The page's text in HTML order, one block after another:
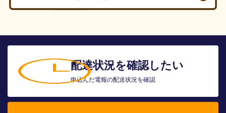
配達状況を確認したい
申込んだ電報の配送状況を確認